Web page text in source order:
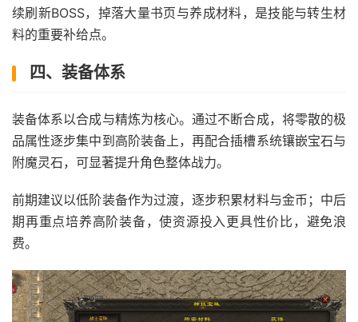
续刷新BOSS，掉落大量书页与养成材料，是技能与转生材
料的重要补给点。
四、装备体系
装备体系以合成与精炼为核心。通过不断合成，将零散的极
品属性逐步集中到高阶装备上，再配合插槽系统镶嵌宝石与
附魔灵石，可显著提升角色整体战力。
前期建议以低阶装备作为过渡，逐步积累材料与金币；中后
期再重点培养高阶装备，使资源投入更具性价比，避免浪
费。